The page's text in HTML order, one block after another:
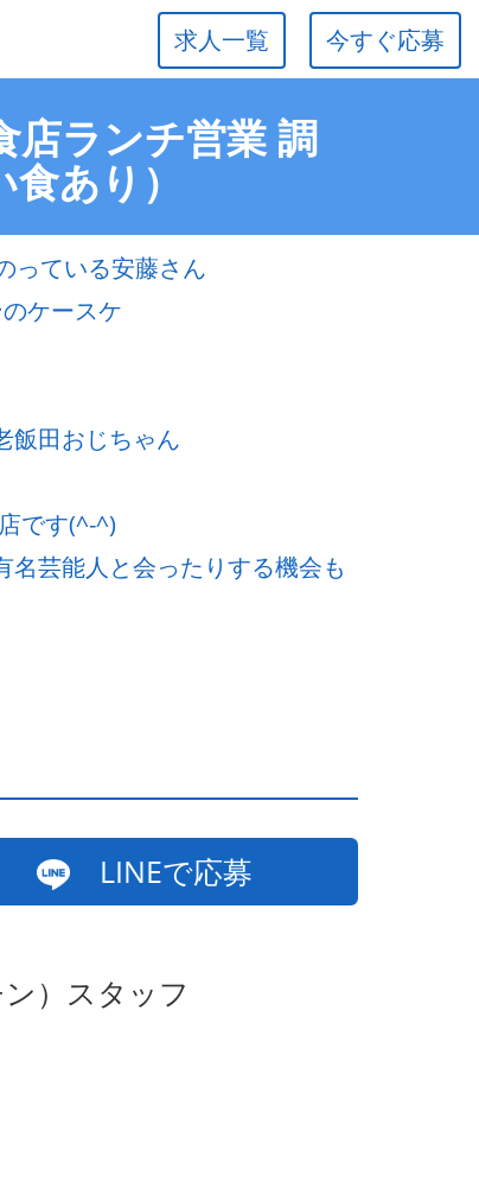
今すぐ応募
求人一覧
店ランチ営業 調
あり）
っている安藤さん
ケースケ
飯田おじちゃん
です(^-^)
芸能人と会ったりする機会も
LINEで応募
）スタッフ